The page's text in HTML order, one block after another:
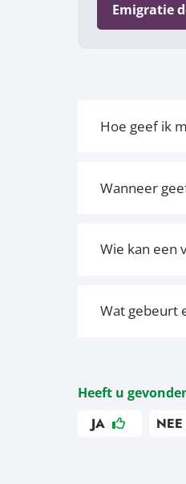
Emigratie
Hoe geef ik
Wanneer
Wie kan een
Wat gebeurt
Heeft u
JA NEE